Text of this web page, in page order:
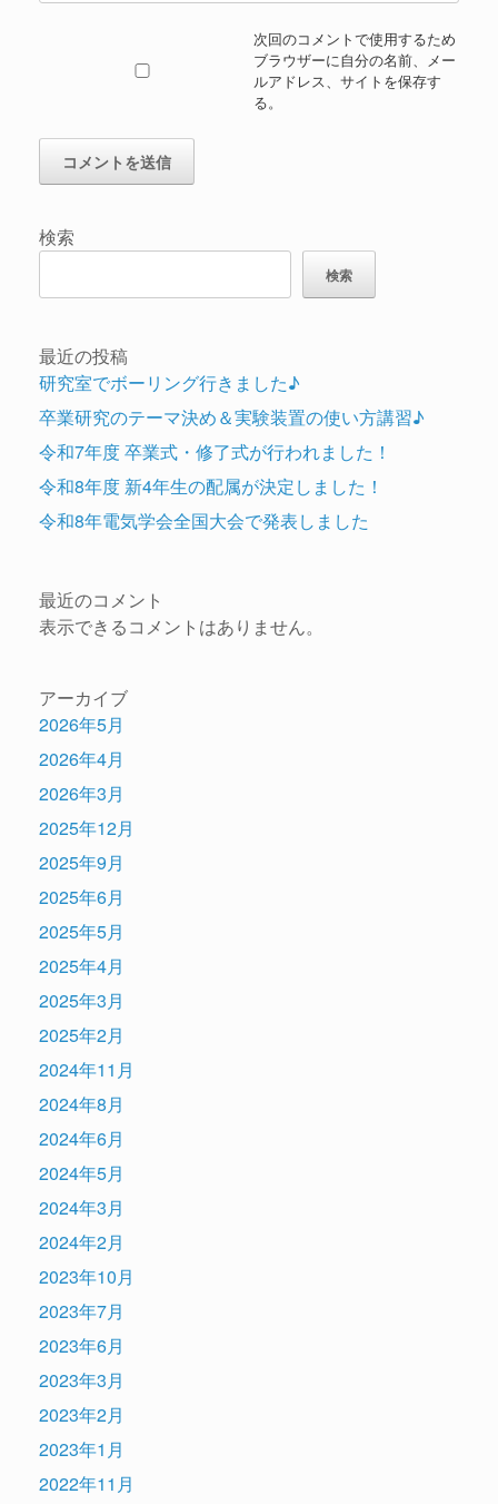
次回のコメントで使用するため
ブラウザーに自分の名前、メー
ルアドレス、サイトを保存す
る。
検索
検索
最近の投稿
研究室でボーリング行きました♪
卒業研究のテーマ決め＆実験装置の使い方講習♪
令和7年度 卒業式・修了式が行われました！
令和8年度 新4年生の配属が決定しました！
令和8年電気学会全国大会で発表しました
最近のコメント
表示できるコメントはありません。
アーカイブ
2026年5月
2026年4月
2026年3月
2025年12月
2025年9月
2025年6月
2025年5月
2025年4月
2025年3月
2025年2月
2024年11月
2024年8月
2024年6月
2024年5月
2024年3月
2024年2月
2023年10月
2023年7月
2023年6月
2023年3月
2023年2月
2023年1月
2022年11月